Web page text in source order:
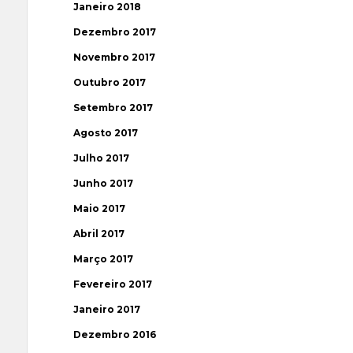
Janeiro 2018
Dezembro 2017
Novembro 2017
Outubro 2017
Setembro 2017
Agosto 2017
Julho 2017
Junho 2017
Maio 2017
Abril 2017
Março 2017
Fevereiro 2017
Janeiro 2017
Dezembro 2016